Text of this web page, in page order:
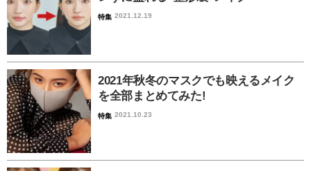
特集 2021.12.19
2021年秋冬のマスクでも映えるメイク
を全部まとめてみた!
特集 2021.10.23